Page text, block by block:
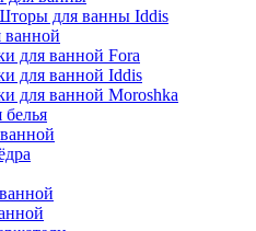
для ванны Iddis
ванной
для ванной Fora
для ванной Iddis
для ванной Moroshka